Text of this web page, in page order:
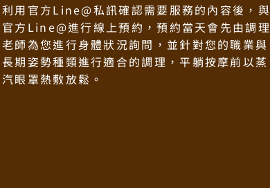
利用官方Line@私訊確認需要服務的內容後，與
官方Line@進行線上預約，預約當天會先由調理
老師為您進行身體狀況詢問，並針對您的職業與
長期姿勢種類進行適合的調理，平躺按摩前以蒸
汽眼罩熱敷放鬆。